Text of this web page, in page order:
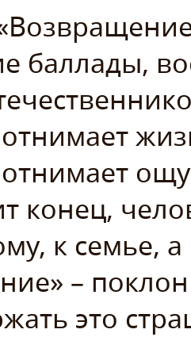
баллады,
конец,
к семье,
–
это